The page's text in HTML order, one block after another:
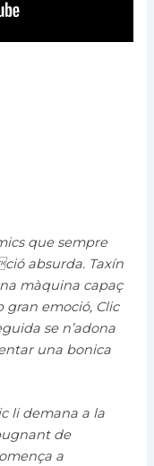
que sempre
absurda. Taxín
màquina capaç
gran emoció, Clic
se n’adona
una bonica
li demana a la
de
a